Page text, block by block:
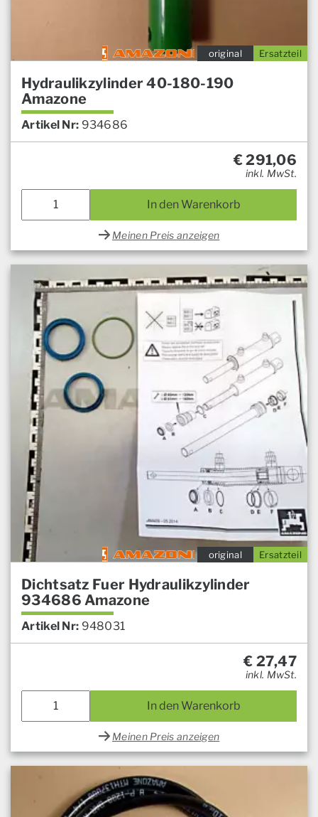
Ersatzteil
original
Hydraulikzylinder 40-180-190
Amazone
Artikel Nr: 934686
€291,06
inkl. MwSt.
In den Warenkorb
Meinen Preis anzeigen
Ersatzteil
original
Dichtsatz Fuer Hydraulikzylinder
934686 Amazone
Artikel Nr: 948031
€ 27,47
inkl. MwSt.
In den Warenkorb
Meinen Preis anzeigen